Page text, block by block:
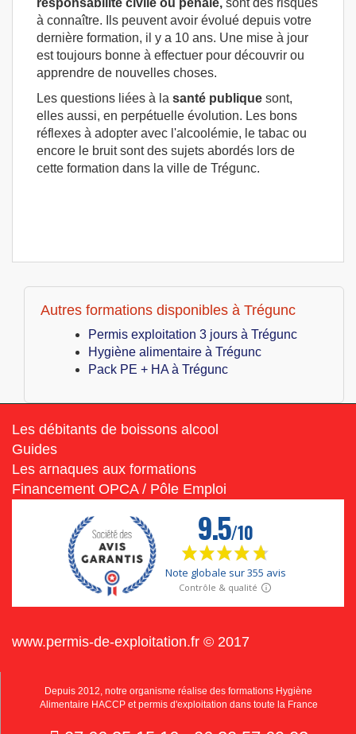
à connaître. Ils peuvent avoir évolué depuis votre
dernière formation, il y a 10 ans. Une mise à jour
est toujours bonne à effectuer pour découvrir ou
apprendre de nouvelles choses.
Les questions liées à la santé publique sont,
elles aussi, en perpétuelle évolution. Les bons
réflexes à adopter avec l'alcoolémie, le tabac ou
encore le bruit sont des sujets abordés lors de
cette formation dans la ville de Trégunc.
Autres formations disponibles à Trégunc
Permis exploitation 3 jours à Trégunc
Hygiène alimentaire à Trégunc
Pack PE + HA à Trégunc
Les débitants de boissons alcool
Guides
Les arnaques aux formations
Financement OPCA / Pôle Emploi
www.permis-de-exploitation.fr © 2017
Depuis 2012, notre organisme réalise des formations Hygiène
Alimentaire HACCP et permis d'exploitation dans toute la France